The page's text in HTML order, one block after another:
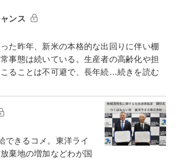
ンス
た昨年、新米の本格的な出回りに伴い棚
事態は続いている。生産者の高齢化や担
ることは不可避で、長年続…続きを読む
きるコメ。東洋ライ
棄地の増加などわが国